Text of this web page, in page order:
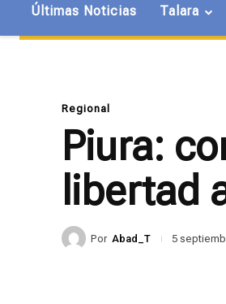
Últimas Noticias Talara
Regional
Piura:
libertad
Por Abad_T 5